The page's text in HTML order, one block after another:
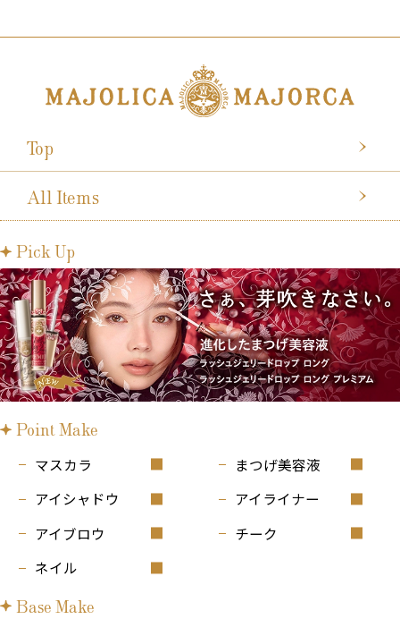
Top
All Items
Pick Up
Point Make
マスカラ
まつげ美容液
アイシャドウ
アイライナー
アイブロウ
チーク
ネイル
Base Make